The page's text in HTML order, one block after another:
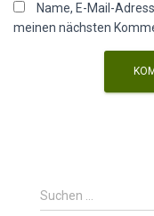
Name, E-Mail-
meinen nächsten
S
u
Suchen …